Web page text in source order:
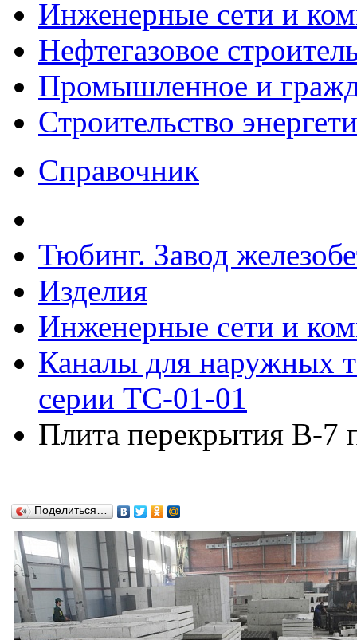
Инженерные сети и
Нефтегазовое
Промышленное и
Строительство
Справочник
Тюбинг. Завод
Изделия
Инженерные сети и
Каналы для наружных
серии ТС-01-01
Плита перекрытия В-7
Поделиться…